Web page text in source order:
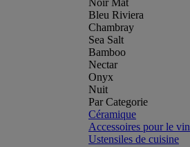
Noir Mat
Bleu Riviera
Chambray
Sea Salt
Bamboo
Nectar
Onyx
Nuit
Par Categorie
Céramique
Accessoires pour le vin
Ustensiles de cuisine